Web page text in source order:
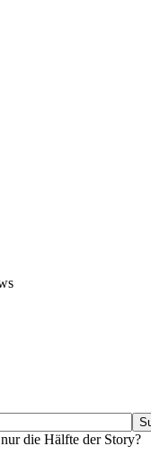
die Hälfte der Story?